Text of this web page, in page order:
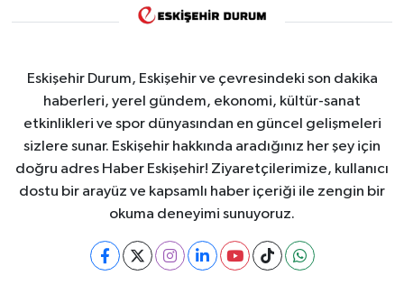
Eskişehir Durum, Eskişehir ve çevresindeki son dakika
haberleri, yerel gündem, ekonomi, kültür-sanat
etkinlikleri ve spor dünyasından en güncel gelişmeleri
sizlere sunar. Eskişehir hakkında aradığınız her şey için
doğru adres Haber Eskişehir! Ziyaretçilerimize, kullanıcı
dostu bir arayüz ve kapsamlı haber içeriği ile zengin bir
okuma deneyimi sunuyoruz.